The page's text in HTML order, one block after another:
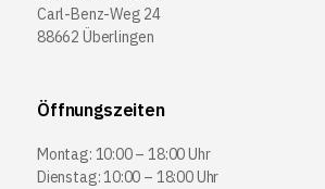
Carl-Benz-Weg 24
88662 Überlingen
Öffnungszeiten
Montag: 10:00 – 18:00 Uhr
Dienstag: 10:00 – 18:00 Uhr